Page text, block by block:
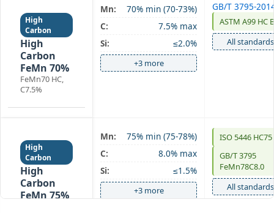
High
Carbon
High
Carbon
FeMn 70%
FeMn70 HC,
C7.5%
Mn:
70% min (70-73%)
C:
7.5% max
Si:
≤2.0%
+3 more
GB/T 3795-
ASTM A99 HC B
All standards
High
Carbon
High
Carbon
FeMn 75%
Mn:
75% min (75-78%)
C:
8.0% max
Si:
≤1.5%
+3 more
ISO 5446 HC75
GB/T 3795
FeMn78C8.0
All standards